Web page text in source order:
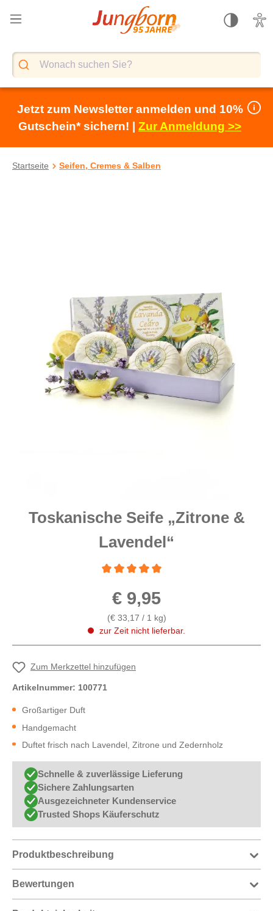
springen
Jetzt zum Newsletter anmelden und 10%
Gutschein* sichern! | Zur Anmeldung >>
Startseite Seifen, Cremes & Salben
Toskanische Seife „Zitrone &
Lavendel“
€ 9,95
(€ 33,17 / 1 kg)
zur Zeit nicht lieferbar.
Zum Merkzettel hinzufügen
Artikelnummer: 100771
Großartiger Duft
Handgemacht
Duftet frisch nach Lavendel, Zitrone und Zedernholz
Schnelle & zuverlässige Lieferung
Sichere Zahlungsarten
Ausgezeichneter Kundenservice
Trusted Shops Käuferschutz
Produktbeschreibung
Bewertungen